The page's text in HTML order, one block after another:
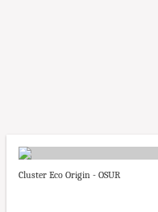
Cluster Eco Origin - OSUR